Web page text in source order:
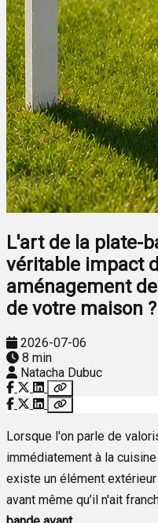
L'art de la plate-
véritable impact
aménagement
de votre maison ?
2026-07-06
8 min
Natacha Dubuc
Lorsque l'on parle de
immédiatement à la
existe un élément
avant même qu’il n'ait